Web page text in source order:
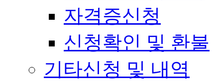
자격증신청
신청확인 및 환불
기타신청 및 내역